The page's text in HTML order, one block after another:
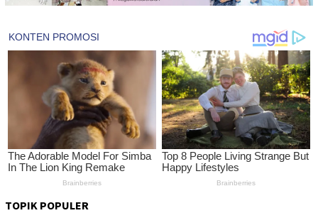
TOPIK POPULER